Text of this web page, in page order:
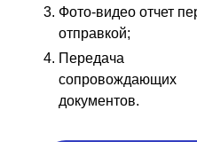
Фото-видео отчет
отправкой;
Передача
сопровождающих
документов.